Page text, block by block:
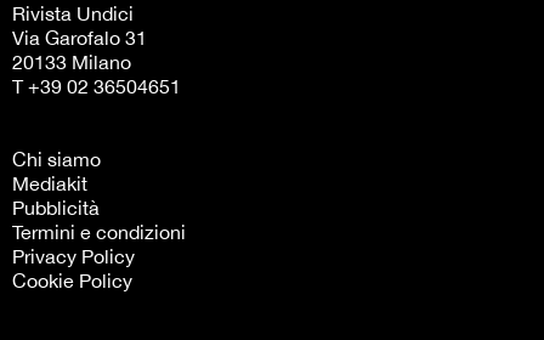
Rivista Undici
Via Garofalo 31
20133 Milano
T +39 02 36504651
Chi siamo
Mediakit
Pubblicità
Termini e condizioni
Privacy Policy
Cookie Policy